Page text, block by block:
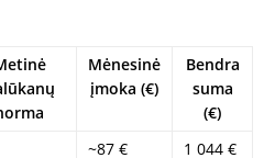
Mėnesinė
įmoka (€)
Bendra
suma
(€)
~87 € 1 044 €